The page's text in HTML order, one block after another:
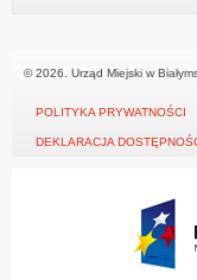
© 2026. Urząd Miejski w
POLITYKA PRYWATNOŚCI
DEKLARACJA